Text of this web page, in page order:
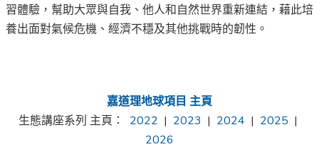
習體驗，幫助大眾與自我、他人和自然世界重新連結，藉此培
養出面對氣候危機、經濟不穩及其他挑戰時的韌性。
嘉道理地球項目 主頁
生態講座系列 主頁： 2022 | 2023 | 2024 | 2025 |
2026